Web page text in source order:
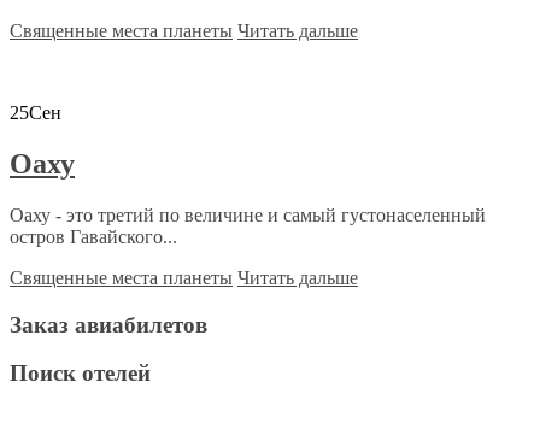
Священные места планеты Читать дальше
25Сен
Оаху
Оаху - это третий по величине и самый густонаселенный
остров Гавайского...
Священные места планеты Читать дальше
Заказ авиабилетов
Поиск отелей